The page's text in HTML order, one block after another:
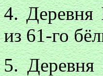
4. Деревня
из 61-го
5.